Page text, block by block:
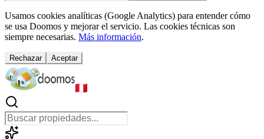
Usamos cookies analíticas (Google Analytics) para entender cómo
se usa Doomos y mejorar el servicio. Las cookies técnicas son
siempre necesarias. Más información.
Rechazar Aceptar